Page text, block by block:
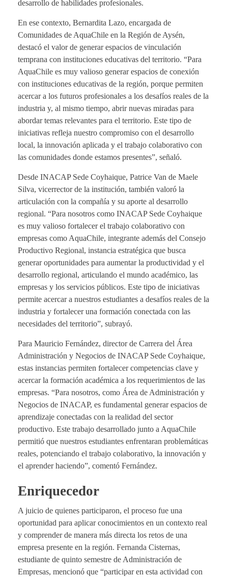
desarrollo de habilidades profesionales.
En ese contexto, Bernardita Lazo, encargada de
Comunidades de AquaChile en la Región de Aysén,
destacó el valor de generar espacios de vinculación
temprana con instituciones educativas del territorio. “Para
AquaChile es muy valioso generar espacios de conexión
con instituciones educativas de la región, porque permiten
acercar a los futuros profesionales a los desafíos reales de la
industria y, al mismo tiempo, abrir nuevas miradas para
abordar temas relevantes para el territorio. Este tipo de
iniciativas refleja nuestro compromiso con el desarrollo
local, la innovación aplicada y el trabajo colaborativo con
las comunidades donde estamos presentes”, señaló.
Desde INACAP Sede Coyhaique, Patrice Van de Maele
Silva, vicerrector de la institución, también valoró la
articulación con la compañía y su aporte al desarrollo
regional. “Para nosotros como INACAP Sede Coyhaique
es muy valioso fortalecer el trabajo colaborativo con
empresas como AquaChile, integrante además del Consejo
Productivo Regional, instancia estratégica que busca
generar oportunidades para aumentar la productividad y el
desarrollo regional, articulando el mundo académico, las
empresas y los servicios públicos. Este tipo de iniciativas
permite acercar a nuestros estudiantes a desafíos reales de la
industria y fortalecer una formación conectada con las
necesidades del territorio”, subrayó.
Para Mauricio Fernández, director de Carrera del Área
Administración y Negocios de INACAP Sede Coyhaique,
estas instancias permiten fortalecer competencias clave y
acercar la formación académica a los requerimientos de las
empresas. “Para nosotros, como Área de Administración y
Negocios de INACAP, es fundamental generar espacios de
aprendizaje conectadas con la realidad del sector
productivo. Este trabajo desarrollado junto a AquaChile
permitió que nuestros estudiantes enfrentaran problemáticas
reales, potenciando el trabajo colaborativo, la innovación y
el aprender haciendo”, comentó Fernández.
Enriquecedor
A juicio de quienes participaron, el proceso fue una
oportunidad para aplicar conocimientos en un contexto real
y comprender de manera más directa los retos de una
empresa presente en la región. Fernanda Cisternas,
estudiante de quinto semestre de Administración de
Empresas, mencionó que “participar en esta actividad con